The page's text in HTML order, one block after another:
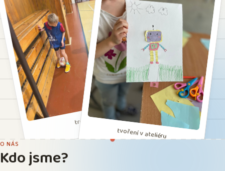
trénink
tvoření v ateliéru
O NÁS
Kdo jsme?